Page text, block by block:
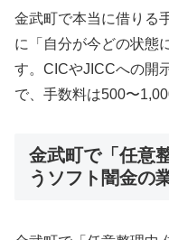
金武町で本当に借りる
に「自分が今どの状態
す。CICやJICCへの開
で、手数料は500〜
金武町で「任意
うソフト闇金の